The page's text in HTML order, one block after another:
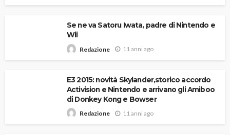
Se ne va Satoru Iwata, padre di Nintendo e
Wii
Redazione 11 anni ago
E3 2015: novità Skylander,storico accordo
Activision e Nintendo e arrivano gli Amiboo
di Donkey Kong e Bowser
Redazione 11 anni ago